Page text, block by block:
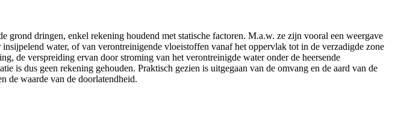
dringen, enkel rekening houdend met statische factoren. M.a.w. ze zijn vooral een weergave
water, of van verontreinigende vloeistoffen vanaf het oppervlak tot in de verzadigde zone
de verspreiding ervan door stroming van het verontreinigde water onder de heersende
is dus geen rekening gehouden. Praktisch gezien is uitgegaan van de omvang en de aard van de
de waarde van de doorlatendheid.